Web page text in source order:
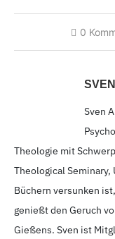
0
Sven
Theologie mit
Theological Seminary,
Büchern versunken
genießt den Geruch
Gießens. Sven ist